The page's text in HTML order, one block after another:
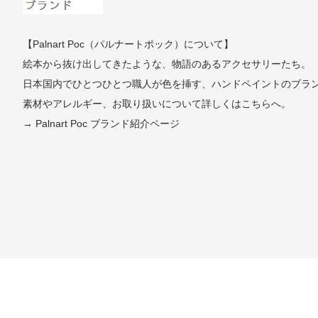
【Palnart Poc（パルナートポック）について】
絵本から抜け出してきたような、物語のあるアクセサリーたち。
日本国内でひとつひとつ職人が色を挿す、ハンドペイントのブラ
素材やアレルギー、お取り扱いについて詳しくはこちらへ。
→ Palnart Poc ブランド紹介ページ